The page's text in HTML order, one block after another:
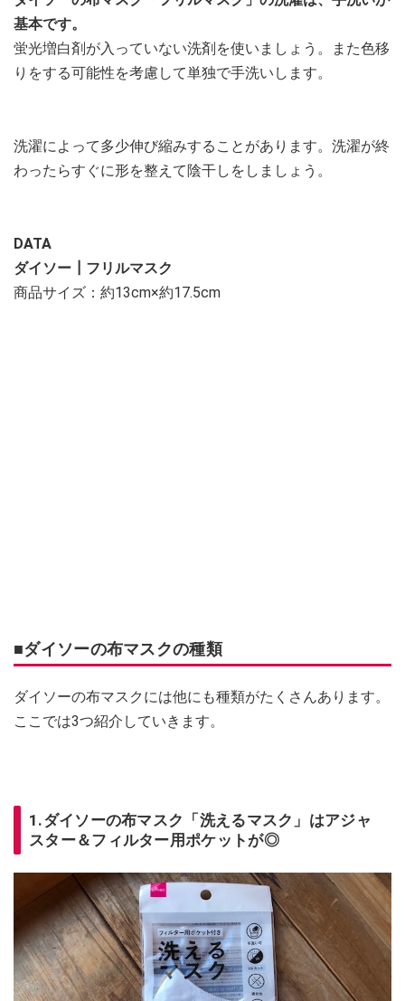
基本です。
蛍光増白剤が入っていない洗剤を使いましょう。また色移
りをする可能性を考慮して単独で手洗いします。
洗濯によって多少伸び縮みすることがあります。洗濯が終
わったらすぐに形を整えて陰干しをしましょう。
DATA
ダイソー┃フリルマスク
商品サイズ：約13cm×約17.5cm
■ダイソーの布マスクの種類
ダイソーの布マスクには他にも種類がたくさんあります。
ここでは3つ紹介していきます。
1.ダイソーの布マスク「洗えるマスク」はアジャ
スター＆フィルター用ポケットが◎